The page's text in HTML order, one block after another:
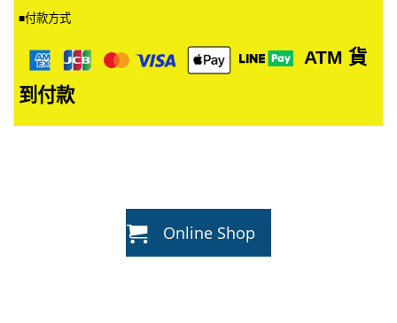
■付款方式
ATM 貨
到付款
Online Shop